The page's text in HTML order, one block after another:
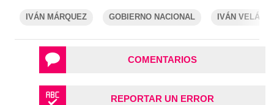
IVÁN MÁRQUEZ GOBIERNO NACIONAL IVÁN
COMENTARIOS
REPORTAR UN ERROR